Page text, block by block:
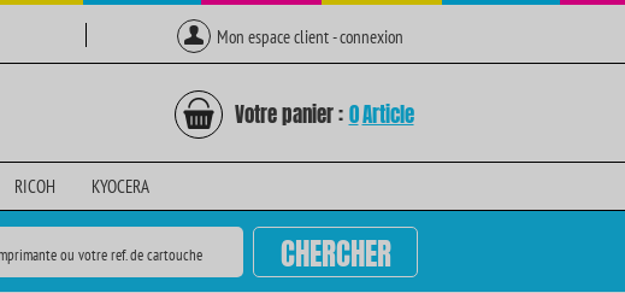
Mon espace client - connexion
Votre panier : 0Article
RICOH KYOCERA
ou votre ref. de cartouche CHERCHER